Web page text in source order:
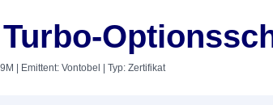
| Emittent: Vontobel | Typ: Zertifikat